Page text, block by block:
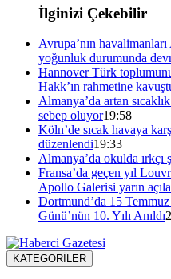
İlginizi Çekebilir
Avrupa’nın
yoğunluk durumunda
Hannover Türk
Hakk’ın rahmetine
Almanya’da artan
sebep oluyor19:58
Köln’de sıcak havaya
düzenlendi19:33
Almanya’da okulda ırkçı
Fransa’da geçen yıl
Apollo Galerisi yarın
Dortmund’da 15
Günü’nün 10. Yılı Anıldı
KATEGORİLER